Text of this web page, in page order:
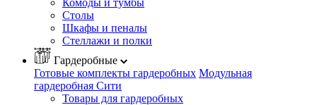
Столы
Шкафы и пеналы
Стеллажи и полки
Гардеробные
Готовые комплекты гардеробных Модульная
гардеробная Сити
Товары для гардеробных